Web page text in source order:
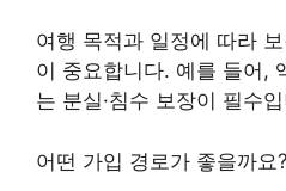
여행 목적과 일정에 따라
이 중요합니다. 예를 들어,
는 분실·침수 보장이 필수
어떤 가입 경로가 좋을까요?